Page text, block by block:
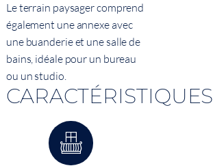
Le terrain paysager comprend
également une annexe avec
une buanderie et une salle de
bains, idéale pour un bureau
ou un studio.
CARACTÉRISTIQUES